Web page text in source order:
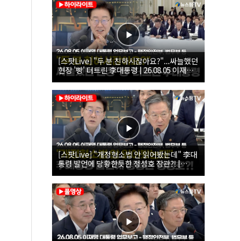
[스팟Live] "두 분 친하시잖아요?"...싸늘했던
현장 '빵' 터트린 李대통령 | 26.08.05 이재명
대통령 업무보고 - 행정안전부, 법무부 등
[스팟Live] "개정형소법 안 읽어봤는데" 李대
통령 발언에 당황한듯한 정성호 장관?! |
26.08.05 이재명 대통령 업무보고 - 행정안전
부, 법무부 등